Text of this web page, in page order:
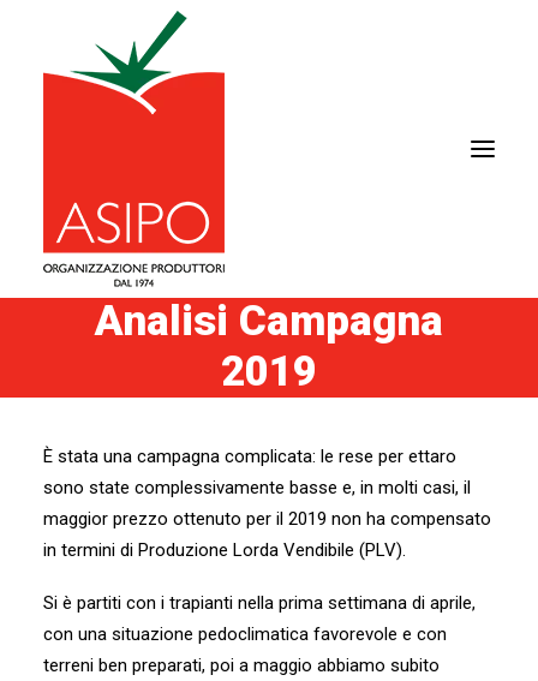
IL POMODORO
NEWS
ARCHIVIO NEWS
AREA TECNICA
CONTATTI
Analisi Campagna
2019
È stata una campagna complicata: le rese per ettaro
sono state complessivamente basse e, in molti casi, il
maggior prezzo ottenuto per il 2019 non ha compensato
in termini di Produzione Lorda Vendibile (PLV).
Si è partiti con i trapianti nella prima settimana di aprile,
con una situazione pedoclimatica favorevole e con
terreni ben preparati, poi a maggio abbiamo subito